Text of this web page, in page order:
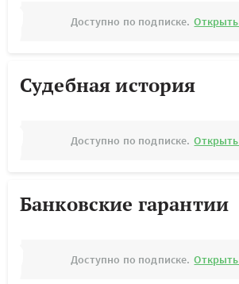
Доступно по подписке.
Судебная история
Доступно по подписке.
Банковские гарантии
Доступно по подписке.